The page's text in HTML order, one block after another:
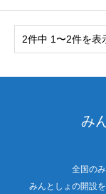
2件中 1〜2件を表
み
全国の
みんとしょの開設